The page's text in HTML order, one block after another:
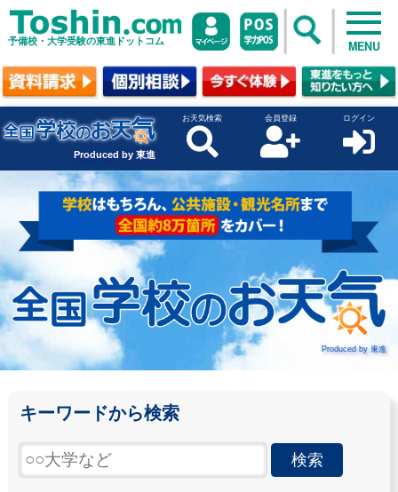
予備校・大学受験の東進ドットコム MENU
Produced by 東進
お天気検索 会員登録 ログイン
Produced by 東進
キーワードから検索